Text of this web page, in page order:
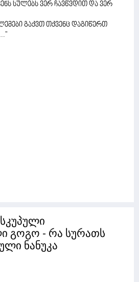
სულებს ვერ ჩავწვდით და ვერ
გაქვთ თქვენც დაგიწერთ
გოგო - რა სურათს
ნანუკა